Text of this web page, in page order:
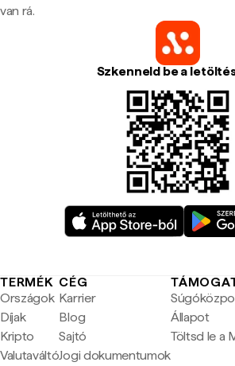
van rá.
Szkenneld be a
TERMÉK
Országok
Díjak
Kripto
Valutaváltó
CÉG
Karrier
Blog
Sajtó
Jogi dokumentumok
Állapot
Töltsd le a